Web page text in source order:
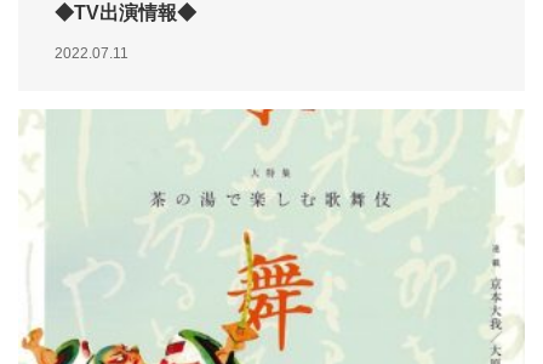
◆TV出演情報◆
2022.07.11